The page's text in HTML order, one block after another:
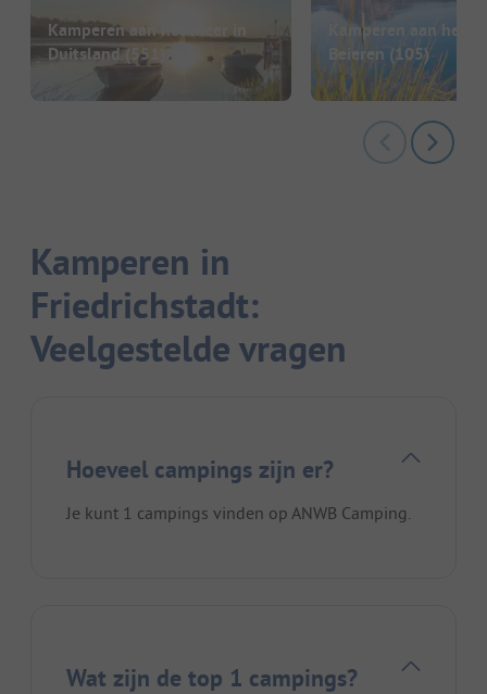
Kamperen aan het meer in
Duitsland(551)
Kamperen aan het
Beieren(105)
Kamperen in
Friedrichstadt:
Veelgestelde vragen
Hoeveel campings zijn er?
Je kunt 1 campings vinden op ANWB Camping.
Wat zijn de top 1 campings?